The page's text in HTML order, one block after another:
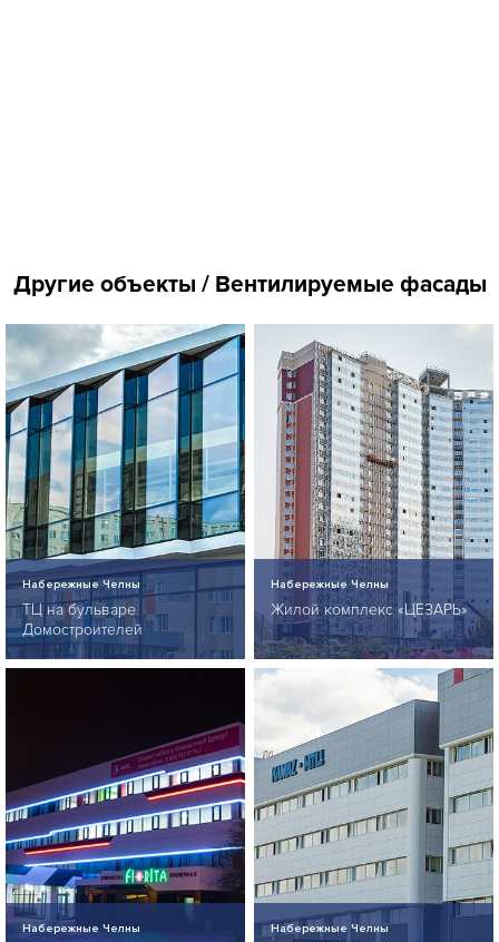
Другие объекты / Вентилируемые фасады
Набережные Челны
ТЦ на бульваре
Домостроителей
Набережные Челны
Жилой комплекс «ЦЕЗАРЬ»
Набережные Челны Набережные Челны